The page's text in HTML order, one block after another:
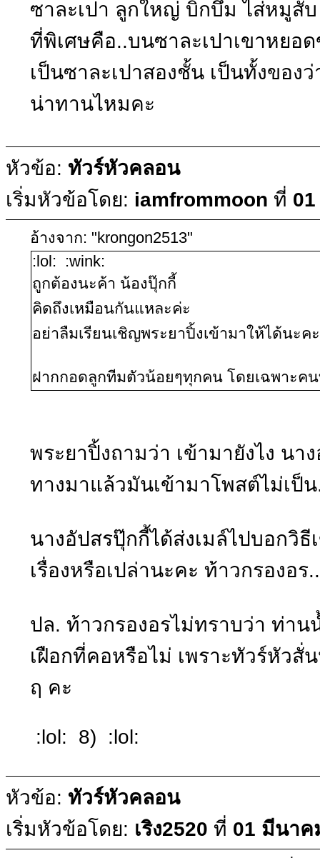
ซาละเปา ลูกใหญ่ บิ๊กบึ้ม ไส่หมูสั
ที่พิเศษคือ..บนซาละเปาเขาหยอ
เป็นซาละเปาสองชั้น เป็นทั้งของ
น่าทานไหมคะ
หัวข้อ: ทัวร์หัวคลอน
เริ่มหัวข้อโดย: iamfrommoon ที่
อ้างจาก: "krongon2513"
:lol: :wink:
ถูกต้องนะค้า น้องปุ๊กกี้
คิดถึงเหมือนกันแหละค่ะ
อย่าลืมเรียนเชิญพระยาปิ้งเข้ามาให้ได้นะคะ
ฝากกอดลูกทีมตัวน้อยๆทุกคน โดยเฉพาะค
พระยาปิ้งถามว่า เข้ามายังไง นา
ทางมาแล้วมันเข้ามาโพสต์ไม่เป็
นางอัปสรปุ๊กกี้ได้ส่งเมล์ไปบอกวิ
เรื่องหรือเปล่านะคะ ท้าวกรองอร
ปล. ท้าวกรองอรไม่ทราบว่า ท่าน
เฝือกที่คอหรือไม่ เพราะทัวร์หัว
ฤ คะ
:lol: 8) :lol:
หัวข้อ: ทัวร์หัวคลอน
เริ่มหัวข้อโดย: เริง2520 ที่ 01 มีนาค